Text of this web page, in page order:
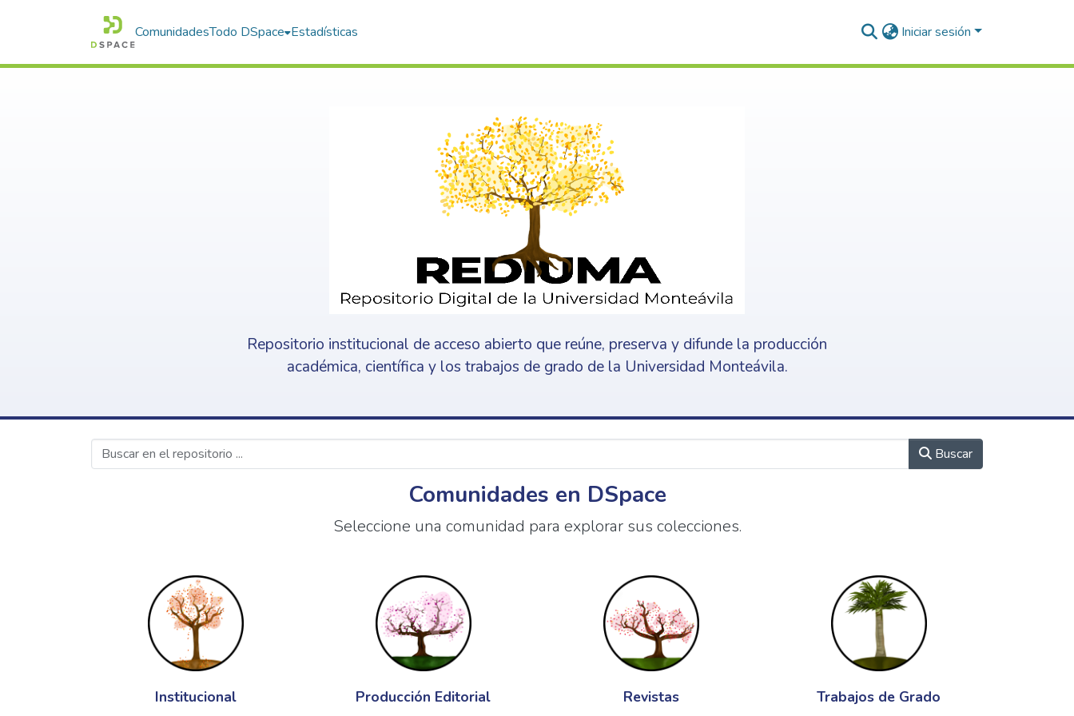
ComunidadesTodo DSpace Estadísticas Iniciar sesión
Repositorio institucional de acceso abierto que reúne, preserva y difunde la producción
académica, científica y los trabajos de grado de la Universidad Monteávila.
Buscar
Comunidades en DSpace
Seleccione una comunidad para explorar sus colecciones.
Institucional Producción Editorial Revistas Trabajos de Grado